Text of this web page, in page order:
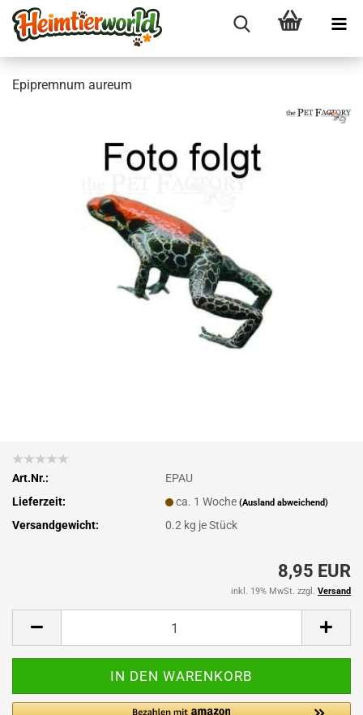
Epi­prem­num au­re­um
Art.Nr.:
EPAU
Lieferzeit:
ca. 1 Woche(Ausland abweichend)
Versandgewicht: 0.2 kg je Stück
8,95 EUR
inkl. 19% MwSt. zzgl. Versand